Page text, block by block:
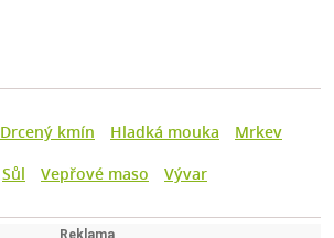
Drcený kmín Hladká mouka
Mrkev
Sůl Vepřové maso Vývar